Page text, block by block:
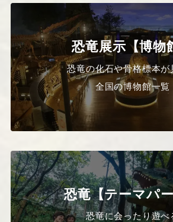
恐竜展示【博物
恐竜の化石や骨格標本が
全国の博物館一覧
恐竜【テーマパ
恐竜に会ったり遊べ